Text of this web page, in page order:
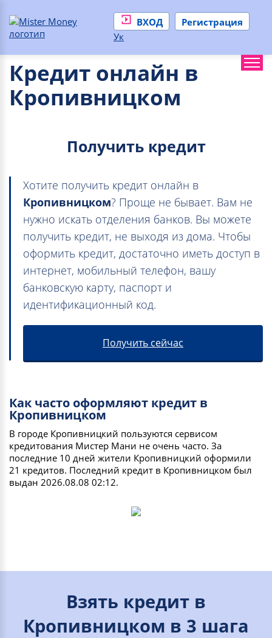
ВХОД
Регистрация
Ук
Кредит онлайн в
Кропивницком
Получить кредит
Хотите получить кредит онлайн в
Кропивницком? Проще не бывает. Вам не
нужно искать отделения банков. Вы можете
получить кредит, не выходя из дома. Чтобы
оформить кредит, достаточно иметь доступ в
интернет, мобильный телефон, вашу
банковскую карту, паспорт и
идентификационный код.
Получить сейчас
Как часто оформляют кредит в
Кропивницком
В городе Кропивницкий пользуются сервисом
кредитования Мистер Мани не очень часто. За
последние 10 дней жители Кропивницкий оформили
21 кредитов. Последний кредит в Кропивницком был
выдан 2026.08.08 02:12.
Взять кредит в
Кропивницком в 3 шага